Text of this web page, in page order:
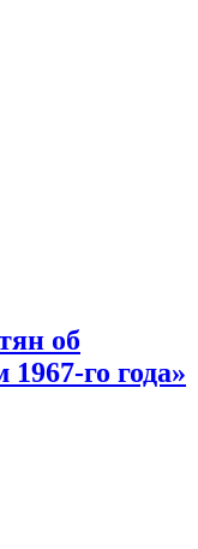
об
го года»